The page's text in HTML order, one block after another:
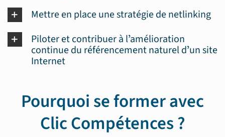
Mettre en place une stratégie de netlinking
Piloter et contribuer à lʼamélioration
continue du référencement naturel dʼun site
Internet
Pourquoi se former avec
Clic Compétences ?